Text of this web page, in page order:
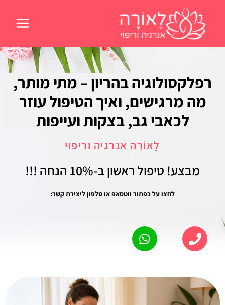
רפלקסולוגיה בהריון – מתי מותר,
מה מרגישים, ואיך הטיפול עוזר
לכאבי גב, בצקות ועייפות
לֶאוֹרָה אנרגיה וריפוי
מבצע! טיפול ראשון ב-10% הנחה !!!
לחצו על כפתור ווטסאפ או טלפון ליצירת קשר: